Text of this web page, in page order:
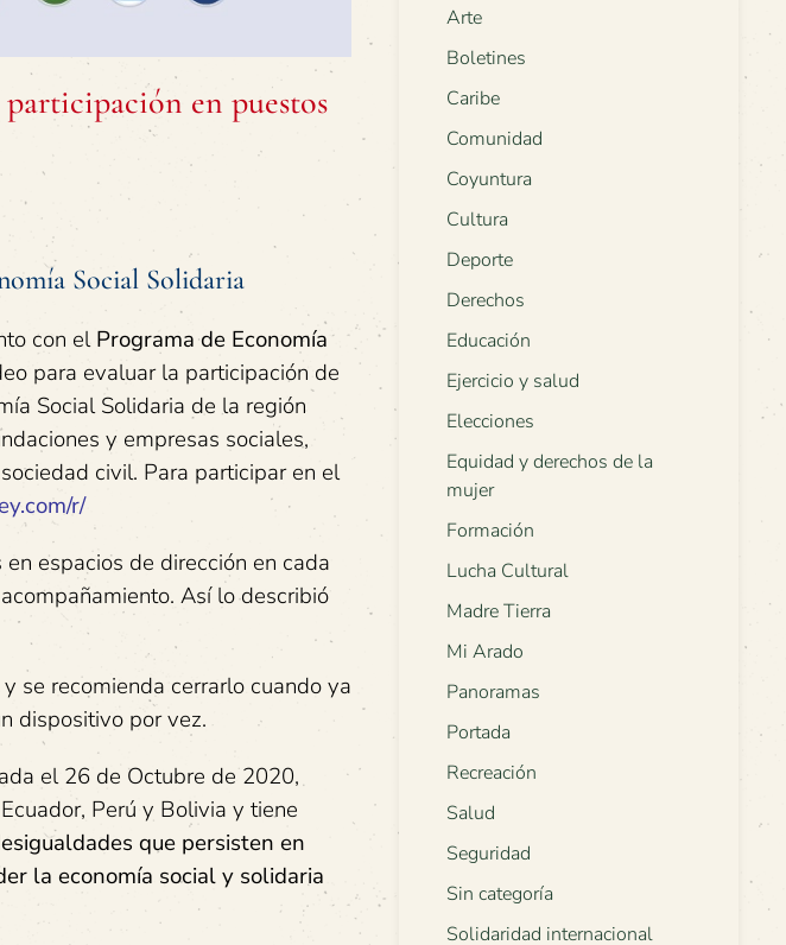
en puestos
Social Solidaria
con elPrograma de Economía
para evaluar la participación de
Social Solidaria de la región
y empresas sociales,
civil. Para participar en el
r/
espacios de dirección en cada
Así lo describió
se recomienda cerrarlo cuando ya
dispositivo por vez.
el 26 de Octubre de 2020,
Perú y Bolivia y tiene
que persisten en
la economía social y solidaria
Arte
Boletines
Caribe
Comunidad
Coyuntura
Cultura
Deporte
Derechos
Educación
Ejercicio y salud
Elecciones
Equidad y derechos de la
mujer
Formación
Lucha Cultural
Madre Tierra
Mi Arado
Panoramas
Portada
Recreación
Salud
Seguridad
Sin categoría
Solidaridad internacional